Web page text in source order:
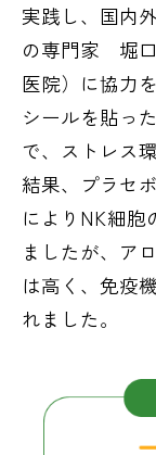
実践し、国内
の専門家 堀
医院）に協力
シールを貼っ
で、ストレス
結果、プラセ
によりNK細胞
ましたが、ア
は高く、免疫
れました。